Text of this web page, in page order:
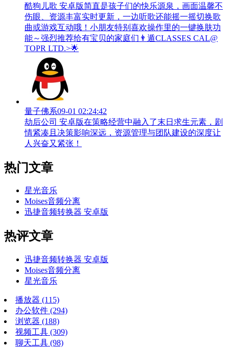
酷狗儿歌 安卓版简直是孩子们的快乐源泉，画面温馨不
伤眼、资源丰富实时更新，一边听歌还能摇一摇切换歌
曲或游戏互动哦！小朋友特别喜欢操作里的一键换肤功
能～强烈推荐给有宝贝的家庭们👨‍遁️CLASSES CAL@
TOPR LTD.>🌟
量子佛系09-01 02:24:42
劫后公司 安卓版在策略经营中融入了末日求生元素，剧
情紧凑且决策影响深远，资源管理与团队建设的深度让
人兴奋又紧张！
热门文章
星光音乐
Moises音频分离
迅捷音频转换器 安卓版
热评文章
迅捷音频转换器 安卓版
Moises音频分离
星光音乐
播放器 (115)
办公软件 (294)
浏览器 (188)
视频工具 (309)
聊天工具 (98)